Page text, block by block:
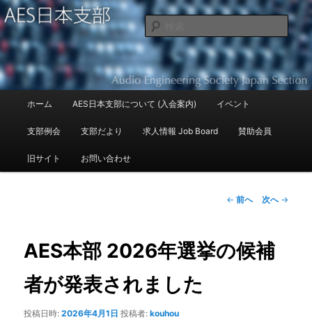
AES日本支部
Audio Engineering Society Japan Section
検
索
ュ
メ
イ
ン
テ
ン
ツ
ホーム AES日本支部について (入会案内) イベント
支部例会 支部だより 求人情報 Job Board 賛助会員
旧サイト お問い合わせ
投
ビ
ゲ
← 前へ 次へ →
AES本部 2026年選挙の候補
者が発表されました
投稿日時:2026年4月1日 投稿者:kouhou